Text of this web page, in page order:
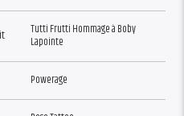
Tutti Frutti Hommage à Boby
Lapointe
Powerage